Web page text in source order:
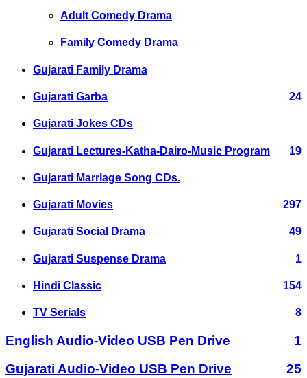
Adult Comedy Drama
Family Comedy Drama
Gujarati Family Drama
Gujarati Garba 24
Gujarati Jokes CDs
Gujarati Lectures-Katha-Dairo-Music Program 19
Gujarati Marriage Song CDs.
Gujarati Movies 297
Gujarati Social Drama 49
Gujarati Suspense Drama 1
Hindi Classic 154
TV Serials 8
English Audio-Video USB Pen Drive
1
Gujarati Audio-Video USB Pen Drive
25